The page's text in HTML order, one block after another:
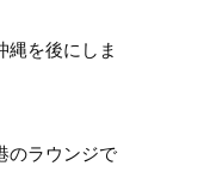
縄を後にしま
のラウンジで